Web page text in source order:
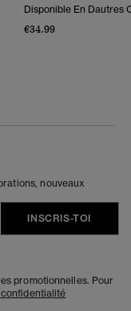
Disponible En Dautres
€34.99
nouveaux
INSCRIS-TOI
promotionnelles. Pour